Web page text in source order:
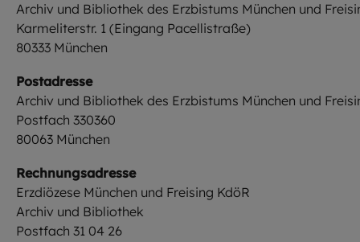
Archiv und Bibliothek des Erzbistums München und
Karmeliterstr. 1 (Eingang Pacellistraße)
80333 München
Postadresse
Archiv und Bibliothek des Erzbistums München und
Postfach 330360
80063 München
Rechnungsadresse
Erzdiözese München und Freising KdöR
Archiv und Bibliothek
Postfach 31 04 26